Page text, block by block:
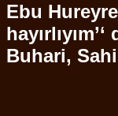
Ebu
Buhari,